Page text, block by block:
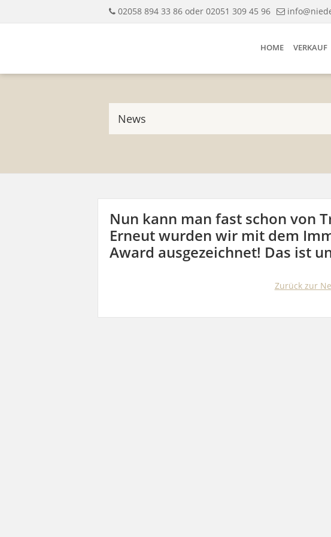
02058 894 33 86 oder 02051 309 45 96
HOME VERKAUF
News
Nun kann man fast schon von
Erneut wurden wir mit dem
Award ausgezeichnet! Das ist
Zurück zur